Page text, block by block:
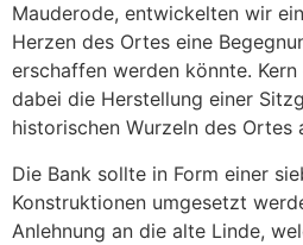
Mauderode, entwickelten wir
Herzen des Ortes eine
erschaffen werden könnte.
dabei die Herstellung einer
historischen Wurzeln des Ortes
Die Bank sollte in Form einer
Konstruktionen umgesetzt
Anlehnung an die alte Linde,